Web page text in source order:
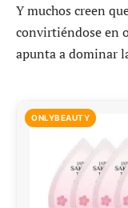
Y muchos creen
convirtiéndose en
apunta a dominar
ONLYBEAUTY